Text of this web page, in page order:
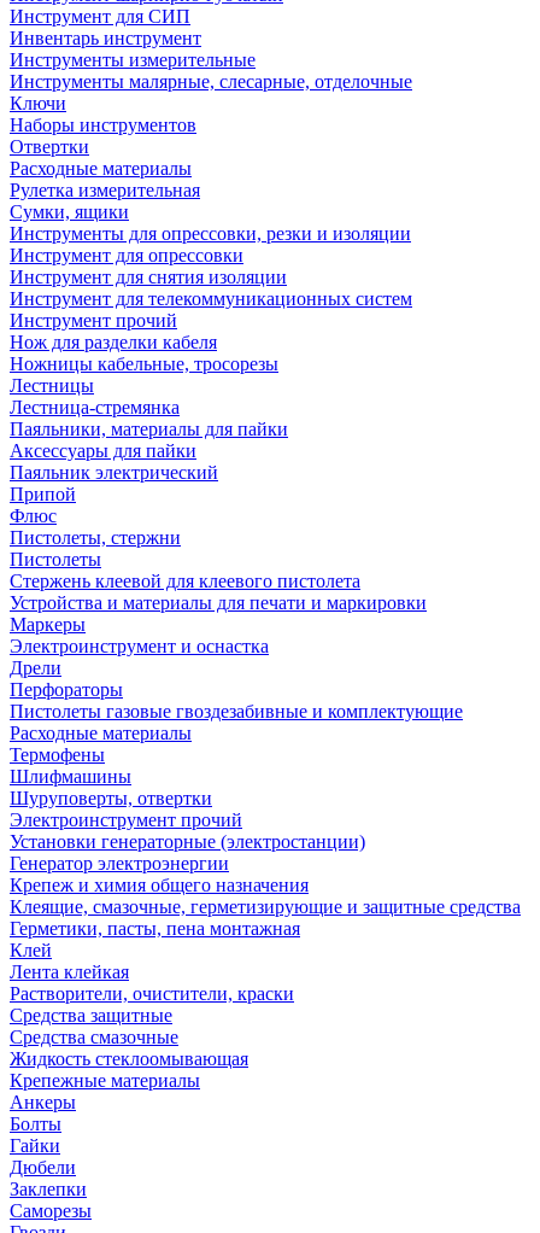
Инструмент для СИП
Инвентарь инструмент
Инструменты измерительные
Инструменты малярные, слесарные, отделочные
Ключи
Наборы инструментов
Отвертки
Расходные материалы
Рулетка измерительная
Сумки, ящики
Инструменты для опрессовки, резки и изоляции
Инструмент для опрессовки
Инструмент для снятия изоляции
Инструмент для телекоммуникационных систем
Инструмент прочий
Нож для разделки кабеля
Ножницы кабельные, тросорезы
Лестницы
Лестница-стремянка
Паяльники, материалы для пайки
Аксессуары для пайки
Паяльник электрический
Припой
Флюс
Пистолеты, стержни
Пистолеты
Стержень клеевой для клеевого пистолета
Устройства и материалы для печати и маркировки
Маркеры
Электроинструмент и оснастка
Дрели
Перфораторы
Пистолеты газовые гвоздезабивные и комплектующие
Расходные материалы
Термофены
Шлифмашины
Шуруповерты, отвертки
Электроинструмент прочий
Установки генераторные (электростанции)
Генератор электроэнергии
Крепеж и химия общего назначения
Клеящие, смазочные, герметизирующие и защитные средства
Герметики, пасты, пена монтажная
Клей
Лента клейкая
Растворители, очистители, краски
Средства защитные
Средства смазочные
Жидкость стеклоомывающая
Крепежные материалы
Анкеры
Болты
Гайки
Дюбели
Заклепки
Саморезы